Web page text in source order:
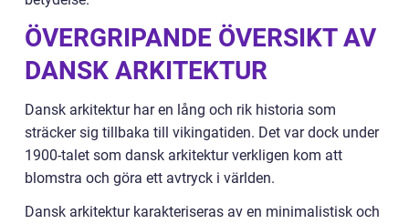
ÖVERGRIPANDE ÖVERSIKT AV
DANSK ARKITEKTUR
Dansk arkitektur har en lång och rik historia som
sträcker sig tillbaka till vikingatiden. Det var dock under
1900-talet som dansk arkitektur verkligen kom att
blomstra och göra ett avtryck i världen.
Dansk arkitektur karakteriseras av en minimalistisk och